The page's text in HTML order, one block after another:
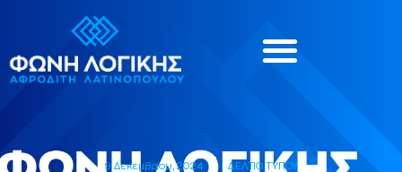
9 Δεκεμβρίου, 2024 ΔΕΛΤΙΟ ΤΥΠΟΥ